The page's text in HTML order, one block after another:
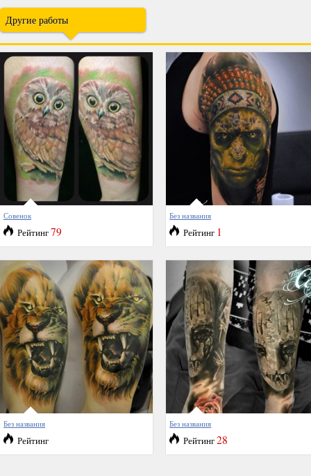
Другие работы
Совенок
Рейтинг79
Без названия
Рейтинг 1
Без названия
Рейтинг
Без названия
Рейтинг28